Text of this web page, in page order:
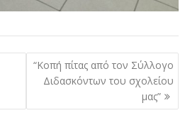
“Κοπή πίτας από τον Σύλλογο
Διδασκόντων του σχολείου
μας”